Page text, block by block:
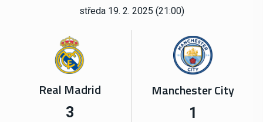
středa 19. 2. 2025 (21:00)
Real Madrid
3
Manchester City
1